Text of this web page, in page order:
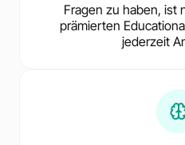
Fragen zu haben, ist
prämierten
jederzeit